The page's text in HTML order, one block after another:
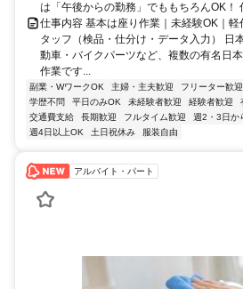
は「午後からの勤務」でももちろんOK！
仕事内容 基本は座り作業｜未経験OK｜
タッフ（検品・仕分け・データ入力） 日
動車・バイクパーツなど、複数の有名日
作業です...
副業・WワークOK 主婦・主夫歓迎 フリーター歓迎
学歴不問
平日のみOK 未経験者歓迎 経験者歓迎
交通費支給
長期歓迎 フルタイム歓迎 週2・3日か
週4日以上OK
土日祝休み 服装自由
アルバイト・パート